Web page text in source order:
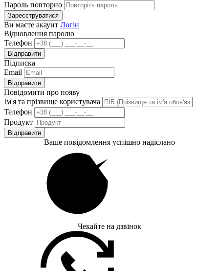
Пароль повторно
Зареєструватися
Ви маєте акаунт Логін
Відновлення паролю
Телефон
Відправити
Підписка
Email
Відправити
Повідомити про появу
Ім'я та прізвище користувача
Телефон
Продукт
Відправити
Ваше повідомлення успішно надіслано
Чекайте на дзвінок